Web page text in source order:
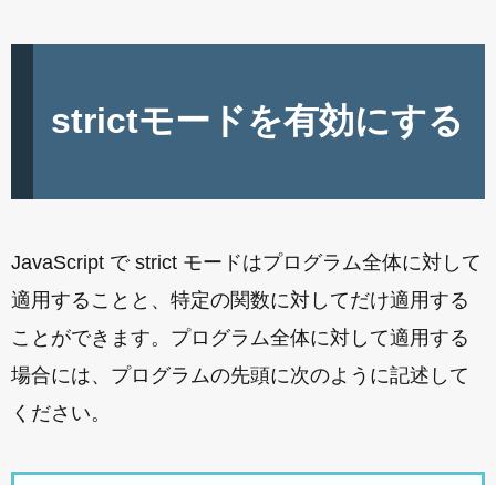
strictモードを有効にする
JavaScript で strict モードはプログラム全体に対して
適用することと、特定の関数に対してだけ適用する
ことができます。プログラム全体に対して適用する
場合には、プログラムの先頭に次のように記述して
ください。